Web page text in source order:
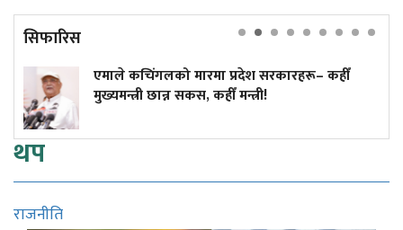
सिफारिस
मारमा प्रदेश सरकारहरू– कहीँ
छान्न सकस, कहीँ मन्त्री!
किन
थप
राजनीति